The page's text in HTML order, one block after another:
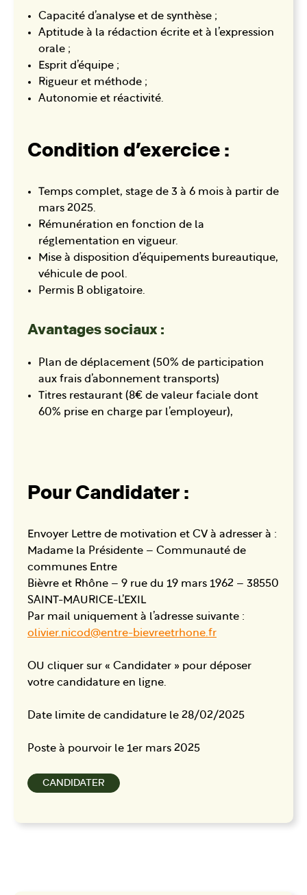
Capacité d’analyse et de synthèse ;
Aptitude à la rédaction écrite et à l’expression
orale ;
Esprit d’équipe ;
Rigueur et méthode ;
Autonomie et réactivité.
Condition d’exercice :
Temps complet, stage de 3 à 6 mois à partir de
mars 2025.
Rémunération en fonction de la
réglementation en vigueur.
Mise à disposition d’équipements bureautique,
véhicule de pool.
Permis B obligatoire.
Avantages sociaux :
Plan de déplacement (50% de participation
aux frais d’abonnement transports)
Titres restaurant (8€ de valeur faciale dont
60% prise en charge par l’employeur),
Pour Candidater :
Envoyer Lettre de motivation et CV à adresser à :
Madame la Présidente – Communauté de
communes Entre
Bièvre et Rhône – 9 rue du 19 mars 1962 – 38550
SAINT-MAURICE-L’EXIL
Par mail uniquement à l’adresse suivante :
olivier.nicod@entre-bievreetrhone.fr
OU cliquer sur « Candidater » pour déposer
votre candidature en ligne.
Date limite de candidature le 28/02/2025
Poste à pourvoir le 1er mars 2025
CANDIDATER